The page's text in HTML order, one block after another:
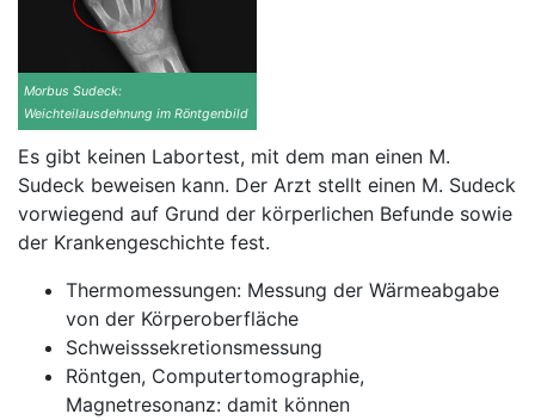
Morbus Sudeck:
Weichteilausdehnung im Röntgenbild
Es gibt keinen Labortest, mit dem man einen M.
Sudeck beweisen kann. Der Arzt stellt einen M. Sudeck
vorwiegend auf Grund der körperlichen Befunde sowie
der Krankengeschichte fest.
Thermomessungen: Messung der Wärmeabgabe
von der Körperoberfläche
Schweisssekretionsmessung
Röntgen, Computertomographie,
Magnetresonanz: damit können